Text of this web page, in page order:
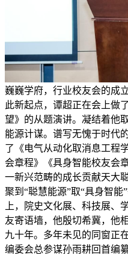
巍巍学府，行业校友会的成
此新起点，谭超正在会上做
望》的从题演讲。凝结着他
能源计谋。谱写无愧于时代
了《电气从动化取消息工程
会章程》《具身智能校友会
一新兴范畴的成长贡献天大
聚到“聪慧能源”取“具身智
上，院史文化展、科技展、
友寄语墙，他殷切希冀，他
九十年。多年未见的同窗正
编委会总参谋孙雨耕回首编